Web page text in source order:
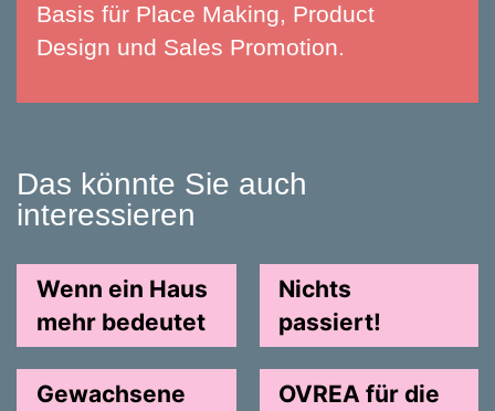
Basis für Place Making, Product
Design und Sales Promotion.
Das könnte Sie auch
interessieren
Wenn ein Haus
mehr bedeutet
Gewachsene
Nichts
passiert!
OVREA für die